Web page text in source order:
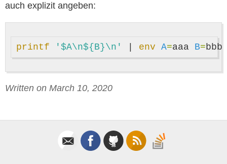
auch explizit angeben:
printf '$A\n${B}\n' env A=aaa B=
Written on March 10, 2020